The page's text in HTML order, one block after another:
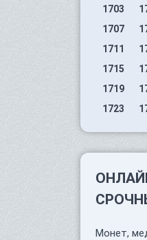
1703
1707
1711
1715
1719
1723
Монет,